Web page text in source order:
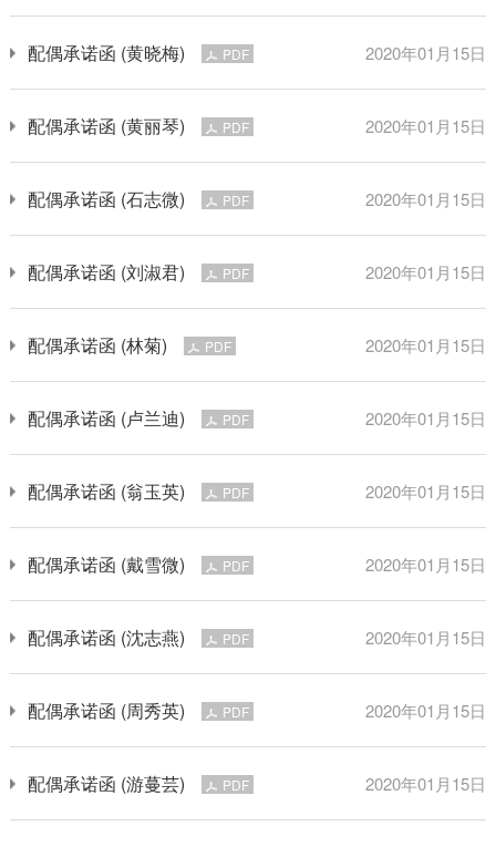
配偶承诺函 (黄晓梅) PDF 2020年01月15日
配偶承诺函 (黄丽琴) PDF 2020年01月15日
配偶承诺函 (石志微) PDF 2020年01月15日
配偶承诺函 (刘淑君) PDF 2020年01月15日
配偶承诺函 (林菊) PDF 2020年01月15日
配偶承诺函 (卢兰迪) PDF 2020年01月15日
配偶承诺函 (翁玉英) PDF 2020年01月15日
配偶承诺函 (戴雪微) PDF 2020年01月15日
配偶承诺函 (沈志燕) PDF 2020年01月15日
配偶承诺函 (周秀英) PDF 2020年01月15日
配偶承诺函 (游蔓芸) PDF 2020年01月15日